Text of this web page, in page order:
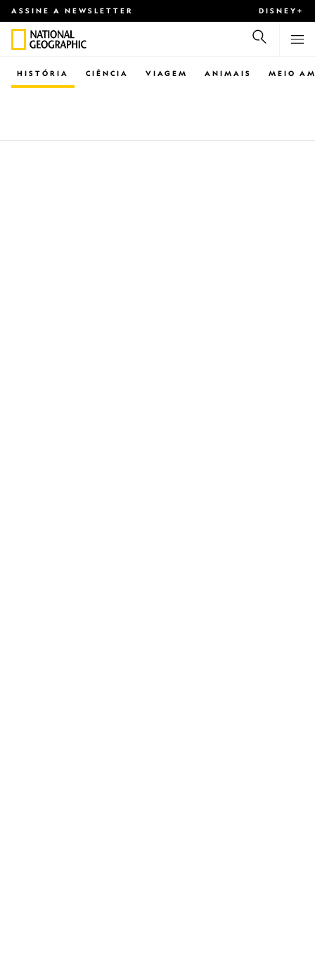
ASSINE A NEWSLETTER DISNEY+
CIÊNCIA VIAGEM ANIMAIS
HISTÓRIA MEIO